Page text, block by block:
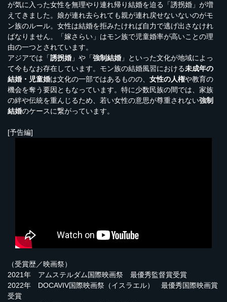
が気に入った女性を無理やり連れ帰り結婚を迫る「誘拐婚」が増
えてきました。娘が連れ去られても親が連れ戻せないないのがモ
ン族のルール。女性は結婚を拒みたければ自力で逃げ出さなけれ
ばなりません。「嫁さらい」はモン族で児童婚率が高いことの理
由の一つとされています。
アジアでは「誘拐婚 」や「強制結婚 」といった文化が地域によっ
て今もなお存在しています。モン族の結婚風習における未成年の
結婚・児童婚は文化の一部ではあるものの、 女性の人権や教育の
機会を奪う要因ともなっています。特に少数民族の間では、家族
の絆や伝統を重んじるため、若い女性の意思が尊重されない強制
結婚のケースに繋がっています。
[予告編]
（受賞歴／映画祭）
2021年 アムステルダム国際映画祭 最優秀監督賞受賞
2022年 DOCAVIV国際映画祭（イスラエル） 最優秀国際映画賞
受賞